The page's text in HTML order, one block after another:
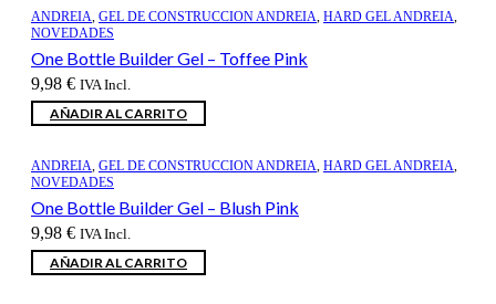
43,68 €.36,06 €.
ANDREIA, GEL DE CONSTRUCCION ANDREIA, HARD GEL ANDREIA,
NOVEDADES
One Bottle Builder Gel – Toffee Pink
9,98 € IVA Incl.
AÑADIR AL CARRITO
ANDREIA, GEL DE CONSTRUCCION ANDREIA, HARD GEL ANDREIA,
NOVEDADES
One Bottle Builder Gel – Blush Pink
9,98 € IVA Incl.
AÑADIR AL CARRITO